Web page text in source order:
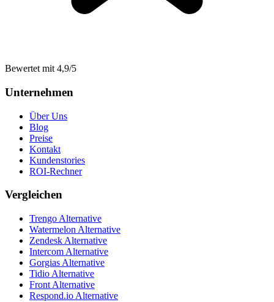
Bewertet mit 4,9/5
Unternehmen
Über Uns
Blog
Preise
Kontakt
Kundenstories
ROI-Rechner
Vergleichen
Trengo Alternative
Watermelon Alternative
Zendesk Alternative
Intercom Alternative
Gorgias Alternative
Tidio Alternative
Front Alternative
Respond.io Alternative